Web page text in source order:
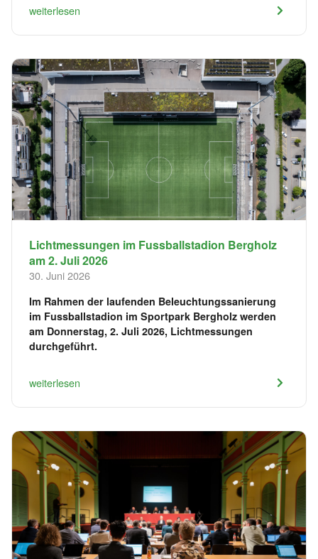
weiterlesen
Lichtmessungen im Fussballstadion Bergholz
am 2. Juli 2026
30. Juni 2026
Im Rahmen der laufenden Beleuchtungssanierung
im Fussballstadion im Sportpark Bergholz werden
am Donnerstag, 2. Juli 2026, Lichtmessungen
durchgeführt.
weiterlesen